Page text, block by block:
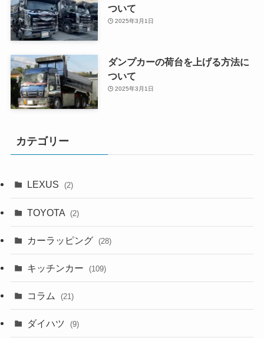
ついて
2025年3月1日
ダンプカーの荷台を上げる方法に
ついて
2025年3月1日
カテゴリー
LEXUS (2)
TOYOTA (2)
カーラッピング (28)
キッチンカー (109)
コラム (21)
ダイハツ (9)